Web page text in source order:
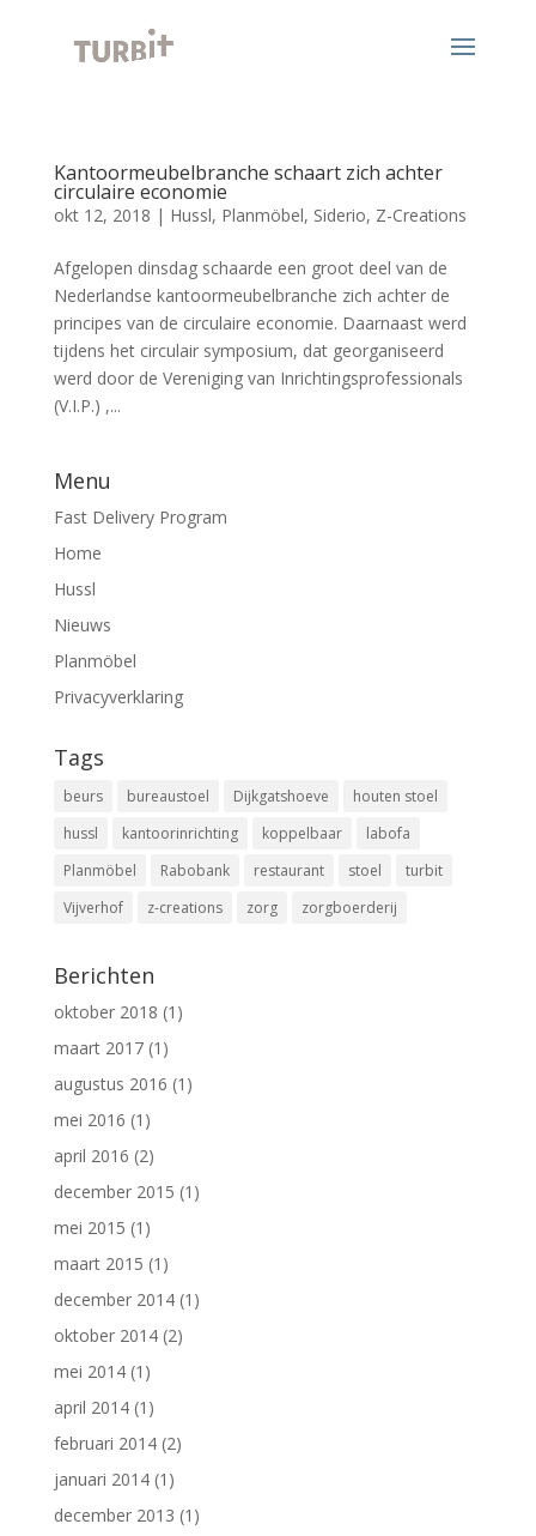
Kantoormeubelbranche schaart zich achter
circulaire economie
okt 12, 2018 | Hussl, Planmöbel, Siderio, Z-Creations
Afgelopen dinsdag schaarde een groot deel van de
Nederlandse kantoormeubelbranche zich achter de
principes van de circulaire economie. Daarnaast werd
tijdens het circulair symposium, dat georganiseerd
werd door de Vereniging van Inrichtingsprofessionals
(V.I.P.) ,...
Menu
Fast Delivery Program
Home
Hussl
Nieuws
Planmöbel
Privacyverklaring
Tags
beurs bureaustoel Dijkgatshoeve
houten stoel
hussl
kantoorinrichting koppelbaar
labofa
Planmöbel
Rabobank restaurant stoel
turbit
Vijverhof
z-creations zorg zorgboerderij
Berichten
oktober 2018 (1)
maart 2017(1)
augustus 2016 (1)
mei 2016 (1)
april 2016 (2)
december 2015 (1)
mei 2015 (1)
maart 2015 (1)
december 2014(1)
oktober 2014(2)
mei 2014(1)
april 2014(1)
februari 2014(2)
januari 2014(1)
december 2013 (1)